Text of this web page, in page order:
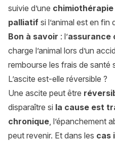
suivie d’une chimiothérapie
palliatif si l’animal est en fin
Bon à savoir : l’assurance
charge l’animal lors d’un
rembourse les frais de santé
L’ascite est-elle réversible ?
Une ascite peut être
disparaître si la cause est
chronique, l’épanchement
peut revenir. Et dans les cas